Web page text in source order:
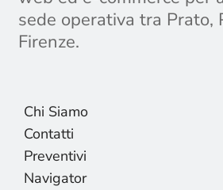
sede operativa tra Prato,
Firenze.
Chi Siamo
Contatti
Preventivi
Navigator